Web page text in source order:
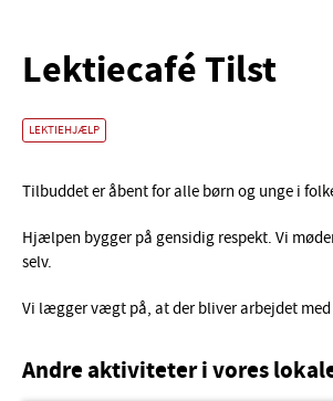
Lektiecafé Tilst
LEKTIEHJÆLP
Tilbuddet er åbent for alle børn og unge i
Hjælpen bygger på gensidig respekt. Vi
selv.
Vi lægger vægt på, at der bliver arbejdet
Andre aktiviteter i vores